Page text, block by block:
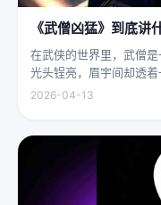
《武僧凶猛》到底讲
在武侠的世界里，武僧是
光头锃亮，眉宇间却透
慈眉善目，武僧的眼神
2026-04-13